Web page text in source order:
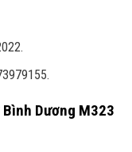
Dương M323